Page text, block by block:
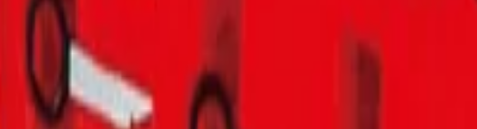
кейсе, предназначенный для работы с автомагнитолой.
для работы инструменты будут всегда под рукой.
стали с антикоррозийным покрытием, которая делает их особо
- качественный ручной инструмент, соответствующий уровню